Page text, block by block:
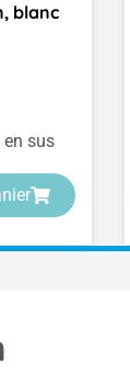
blanc
sus